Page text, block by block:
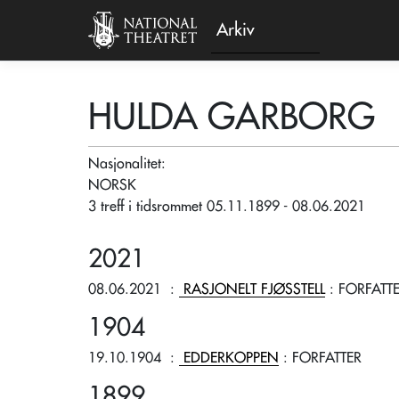
Arkiv
HULDA GARBORG
Nasjonalitet:
NORSK
3 treff i tidsrommet 05.11.1899 - 08.06.2021
2021
08.06.2021 : RASJONELT FJØSSTELL:
1904
19.10.1904 : EDDERKOPPEN : FORFATTER